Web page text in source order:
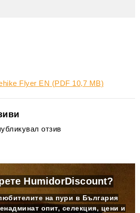
Flyer EN (PDF 10,7 MB)
отзив
HumidorDiscount?
на пури в България
опит, селекция, цени и